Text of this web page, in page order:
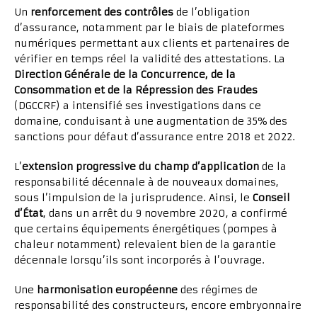
Un renforcement des contrôles de l’obligation
d’assurance, notamment par le biais de plateformes
numériques permettant aux clients et partenaires de
vérifier en temps réel la validité des attestations. La
Direction Générale de la Concurrence, de la
Consommation et de la Répression des Fraudes
(DGCCRF) a intensifié ses investigations dans ce
domaine, conduisant à une augmentation de 35% des
sanctions pour défaut d’assurance entre 2018 et 2022.
L’extension progressive du champ d’application de la
responsabilité décennale à de nouveaux domaines,
sous l’impulsion de la jurisprudence. Ainsi, le Conseil
d’État, dans un arrêt du 9 novembre 2020, a confirmé
que certains équipements énergétiques (pompes à
chaleur notamment) relevaient bien de la garantie
décennale lorsqu’ils sont incorporés à l’ouvrage.
Une harmonisation européenne des régimes de
responsabilité des constructeurs, encore embryonnaire